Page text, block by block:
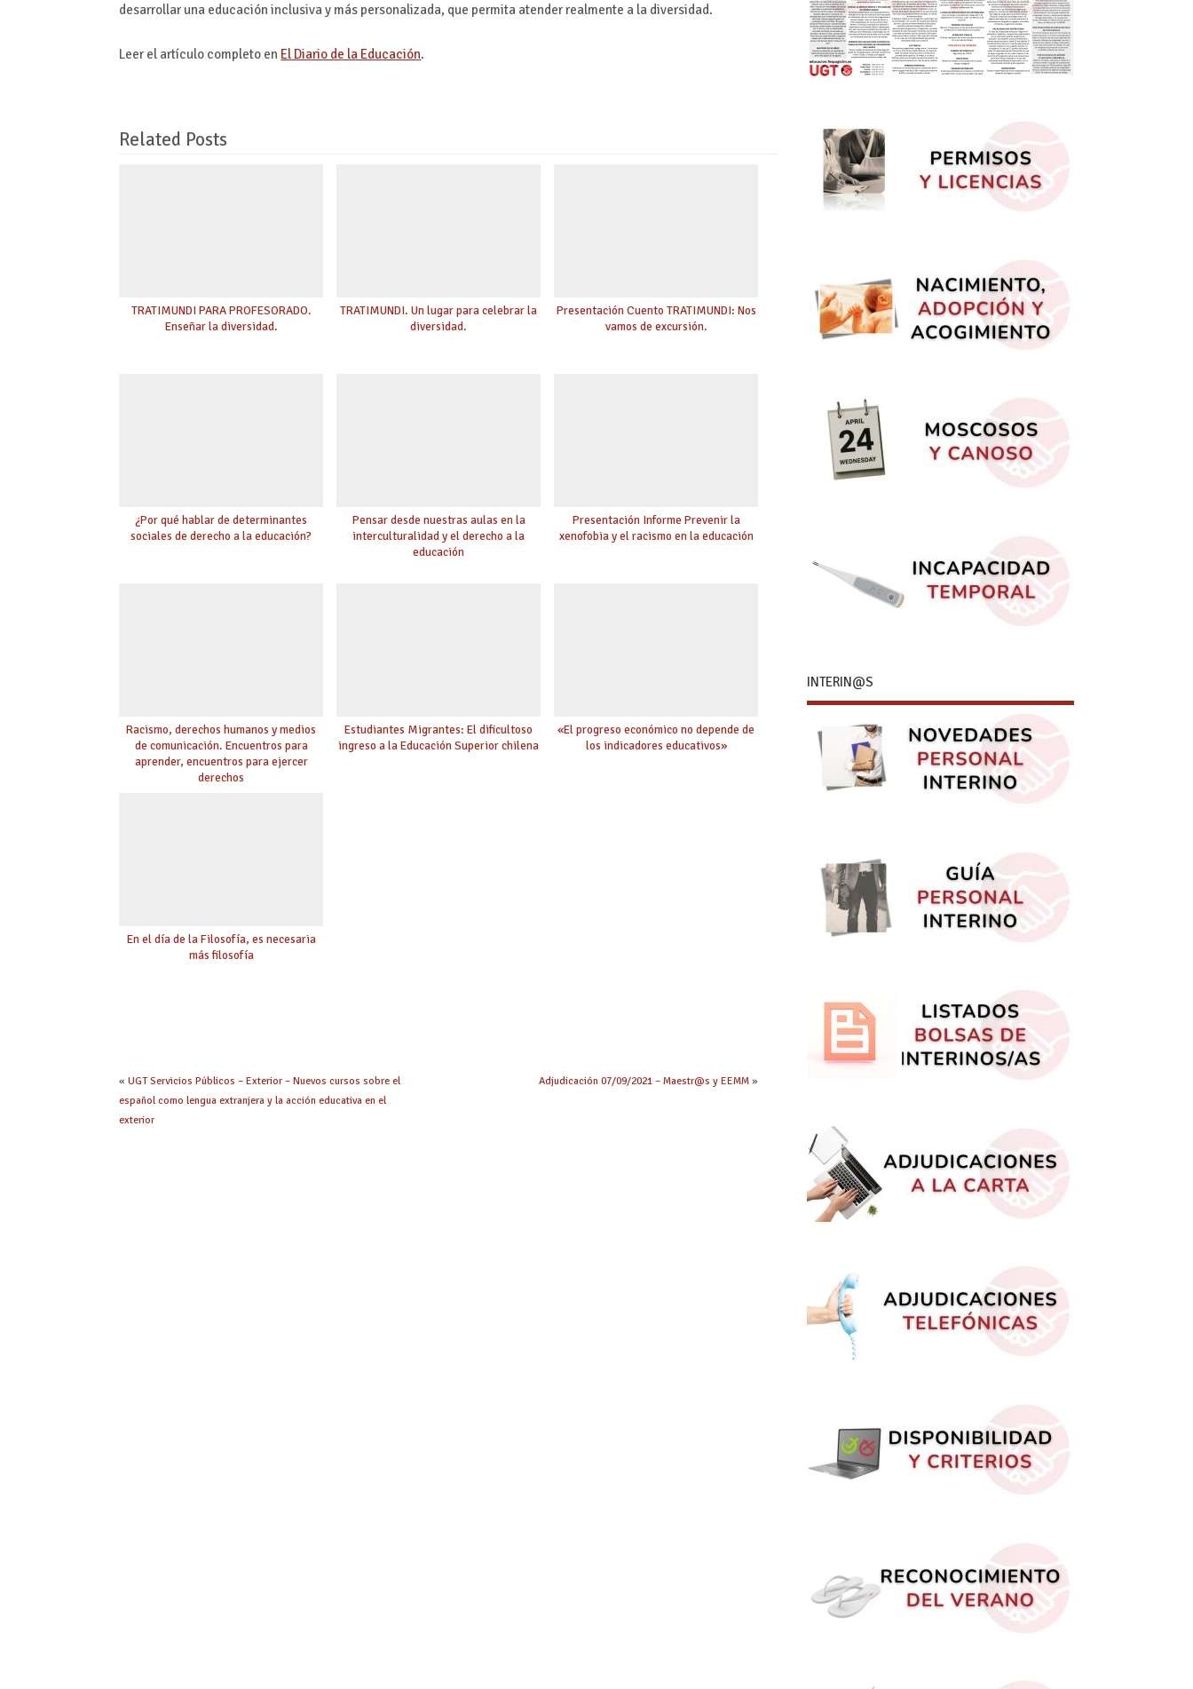
desarrollar una educación inclusiva y más personalizada, que permita atender realmente a la diversidad.
Leer el artículo completo en El Diario de la Educación.
Related Posts
TRATIMUNDI PARA PROFESORADO.
Enseñar la diversidad.
TRATIMUNDI. Un lugar para celebrar la
diversidad.
Presentación Cuento TRATIMUNDI: Nos
vamos de excursión.
¿Por qué hablar de determinantes
sociales de derecho a la educación?
Pensar desde nuestras aulas en la
interculturalidad y el derecho a la
educación
Presentación Informe Prevenir la
xenofobia y el racismo en la educación
Racismo, derechos humanos y medios
de comunicación. Encuentros para
aprender, encuentros para ejercer
derechos
Estudiantes Migrantes: El dificultoso
ingreso a la Educación Superior chilena
«El progreso económico no depende de
los indicadores educativos»
En el día de la Filosofía, es necesaria
más filosofía
«UGT Servicios Públicos – Exterior – Nuevos cursos sobre el
español como lengua extranjera y la acción educativa en el
exterior
Adjudicación 07/09/2021 – Maestr@s y EEMM »
INTERIN@S